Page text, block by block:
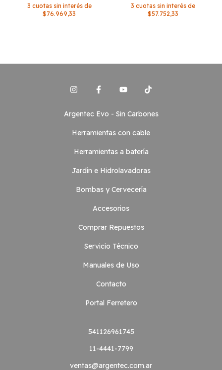
3 cuotas sin interés de
$76.969,33
3 cuotas sin interés de
$57.752,33
Argentec Evo - Sin Carbones
Herramientas con cable
Herramientas a batería
Jardín e Hidrolavadoras
Bombas y Cervecería
Accesorios
Comprar Repuestos
Servicio Técnico
Manuales de Uso
Contacto
Portal Ferretero
541126961745
11-4441-7799
ventas@argentec.com.ar